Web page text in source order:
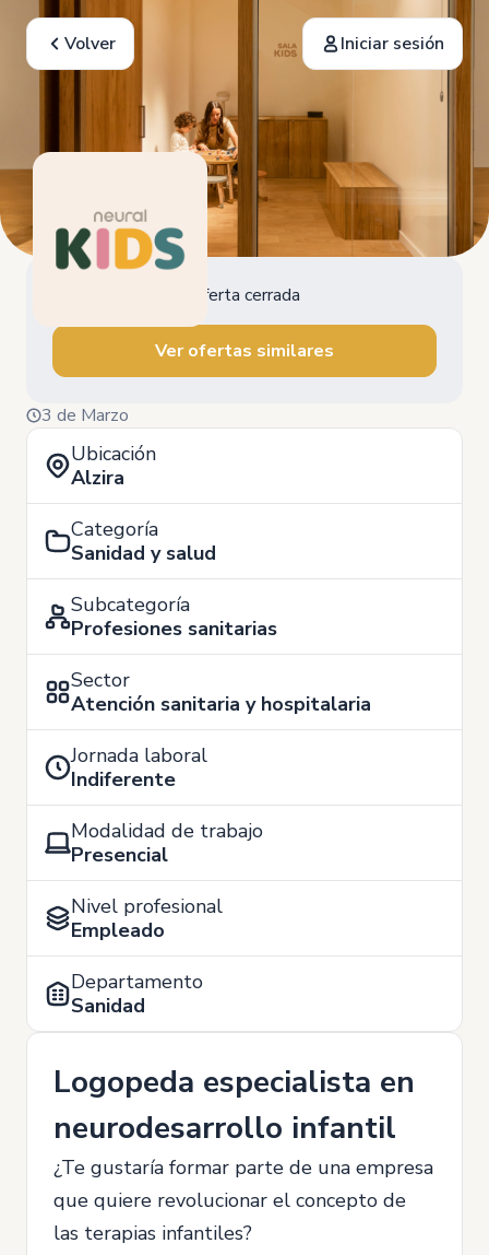
Volver Iniciar sesión
Oferta cerrada
Ver ofertas similares
3 de Marzo
Ubicación
Alzira
Categoría
Sanidad y salud
Subcategoría
Profesiones sanitarias
Sector
Atención sanitaria y hospitalaria
Jornada laboral
Indiferente
Modalidad de trabajo
Presencial
Nivel profesional
Empleado
Departamento
Sanidad
Logopeda especialista en
neurodesarrollo infantil
¿Te gustaría formar parte de una empresa
que quiere revolucionar el concepto de
las terapias infantiles?